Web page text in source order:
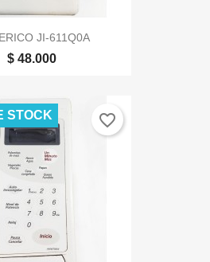
JI-611Q0A
$ 48.000
STOCK favorite_border